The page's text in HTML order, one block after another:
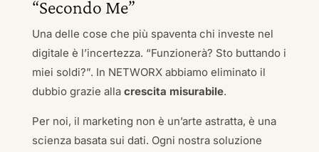
“Secondo Me”
Una delle cose che più spaventa chi investe nel
digitale è l’incertezza. “Funzionerà? Sto buttando i
miei soldi?”. In NETWORX abbiamo eliminato il
dubbio grazie alla crescita misurabile.
Per noi, il marketing non è un’arte astratta, è una
scienza basata sui dati. Ogni nostra soluzione